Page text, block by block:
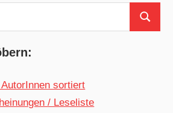
Suchen
sortiert
/ Leseliste